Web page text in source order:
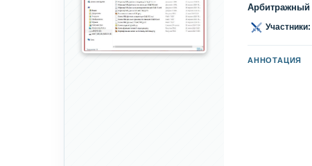
Арбитражный
Участники:
АННОТАЦИЯ